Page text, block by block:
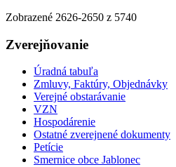
Zobrazené 2626-2650 z 5740
Zverejňovanie
Úradná tabuľa
Zmluvy, Faktúry, Objednávky
Verejné obstarávanie
VZN
Hospodárenie
Ostatné zverejnené dokumenty
Petície
Smernice obce Jablonec